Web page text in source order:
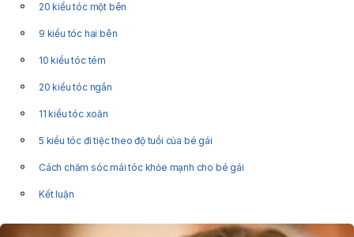
20 kiểu tóc một bên
9 kiểu tóc hai bên
10 kiểu tóc tém
20 kiểu tóc ngắn
11 kiểu tóc xoăn
5 kiểu tóc đi tiệc theo độ tuổi của bé gái
Cách chăm sóc mái tóc khỏe mạnh cho bé gái
Kết luận